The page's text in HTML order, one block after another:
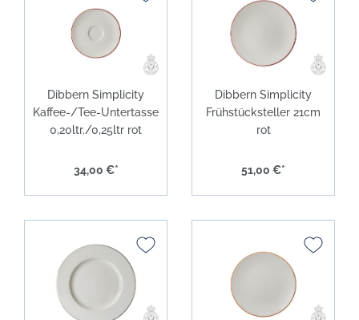
Dibbern Simplicity
Kaffee-/Tee-Untertasse
0,20ltr./0,25ltr rot
34,00 €*
Dibbern Simplicity
Frühstücksteller 21cm
rot
51,00 €*